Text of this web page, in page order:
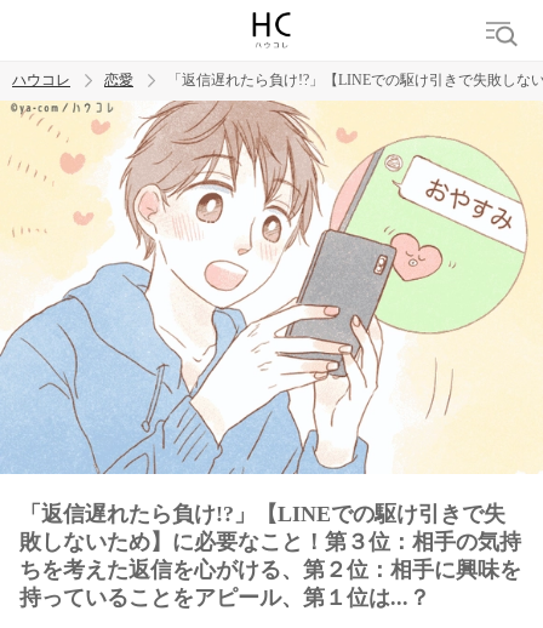
トレンド ワード
ハウコレ 恋愛 「返信遅れたら負け!?」【LINEでの駆け引きで失敗し
「返信遅れたら負け!?」【LINEでの駆け引きで失
敗しないため】に必要なこと！第３位：相手の気持
ちを考えた返信を心がける、第２位：相手に興味を
持っていることをアピール、第１位は...？